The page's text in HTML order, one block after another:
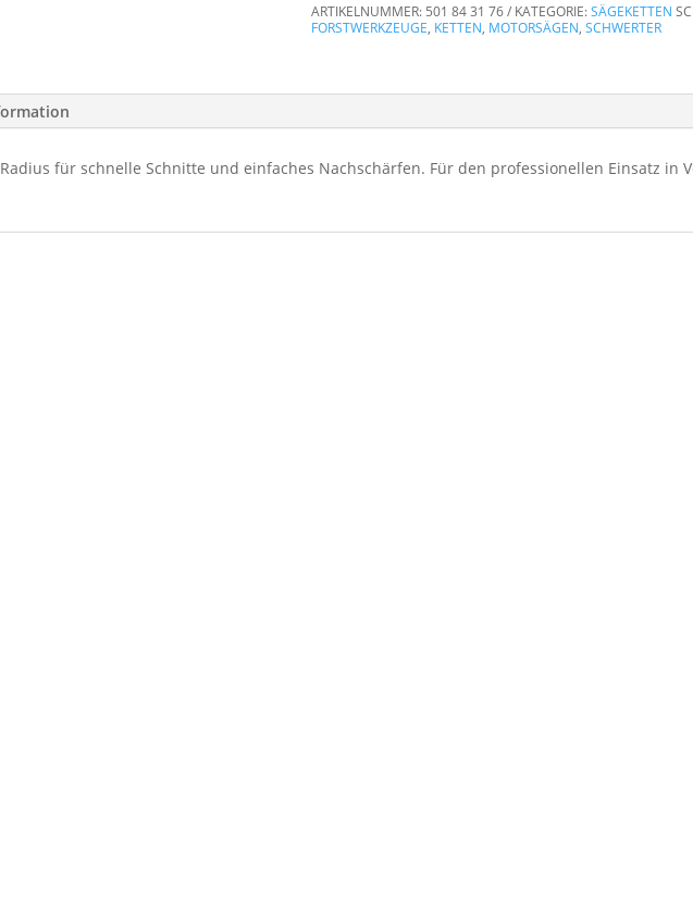
60cm
1.6mm
Menge
ARTIKELNUMMER: 501 84 31 76 KATEGORIE:SÄGEKETTEN
FORSTWERKZEUGE, KETTEN, MOTORSÄGEN, SCHWERTER
für schnelle Schnitte und einfaches Nachschärfen. Für den professionellen Einsatz in